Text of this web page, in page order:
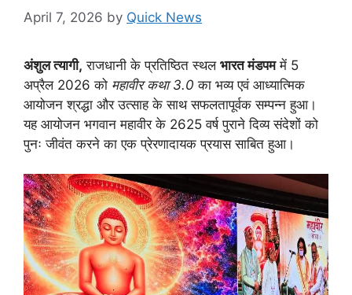
April 7, 2026 by Quick News
अंशुल त्यागी, राजधानी के प्रतिष्ठित स्थल भारत मंडपममें 5
अप्रैल 2026 को महावीर कथा 3.0 का भव्य एवं आध्यात्मिक
आयोजन श्रद्धा और उत्साह के साथ सफलतापूर्वक सम्पन्न हुआ।
यह आयोजन भगवान महावीर के 2625 वर्ष पुराने दिव्य संदेशों को
पुनः जीवंत करने का एक प्रेरणादायक प्रयास साबित हुआ।